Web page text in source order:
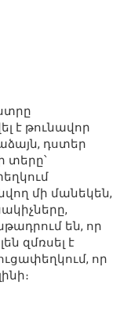
է թունավոր
դստեր
տերը՝
մի մանեկեն,
են, որ
զմռսել է
որ